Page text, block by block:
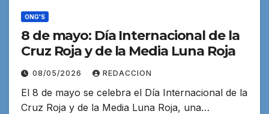
ONG'S
8 de mayo: Día Internacional de la
Cruz Roja y de la Media Luna Roja
08/05/2026 REDACCION
El 8 de mayo se celebra el Día Internacional de la
Cruz Roja y de la Media Luna Roja, una…